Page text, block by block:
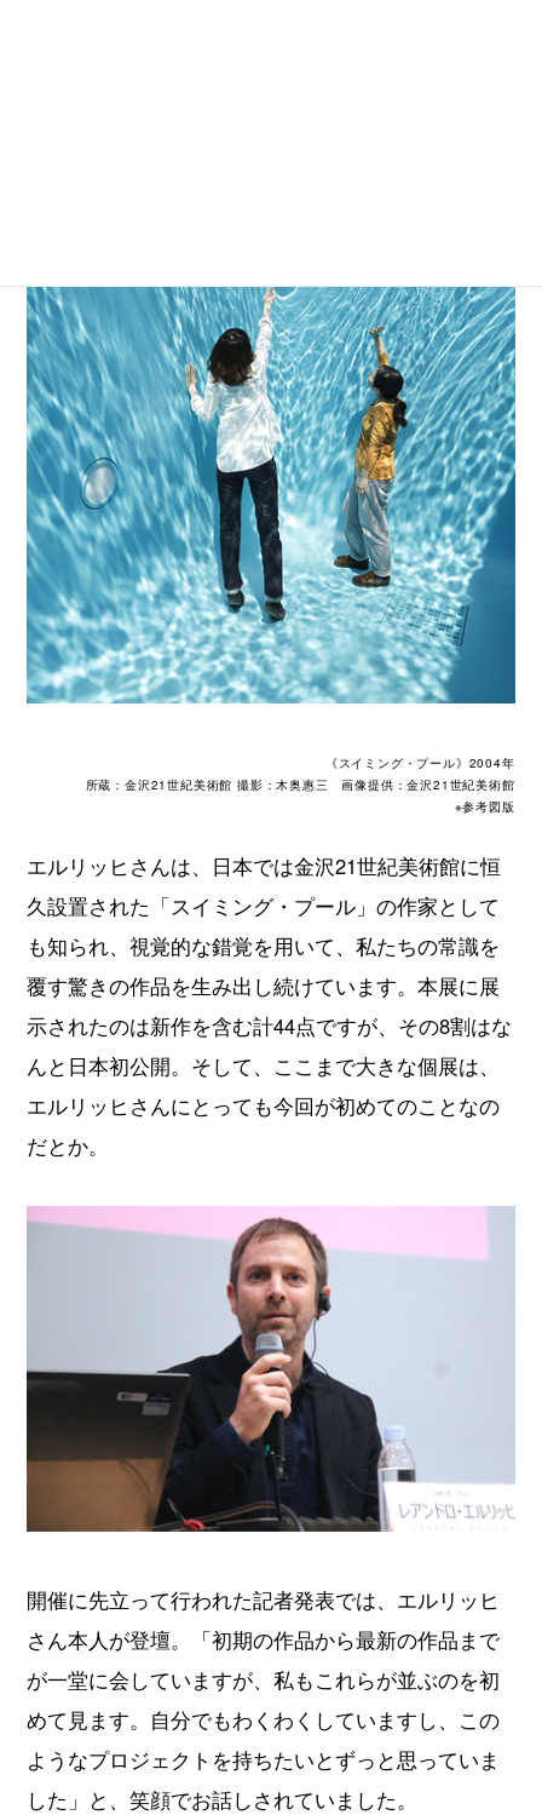
《スイミング・プール》2004年
所蔵：金沢21世紀美術館 撮影：木奥惠三 画像提供：金沢21世紀美術館
※参考図版
エルリッヒさんは、日本では金沢21世紀美術館に恒
久設置された「スイミング・プール」の作家として
も知られ、視覚的な錯覚を用いて、私たちの常識を
覆す驚きの作品を生み出し続けています。本展に展
示されたのは新作を含む計44点ですが、その8割はな
んと日本初公開。そして、ここまで大きな個展は、
エルリッヒさんにとっても今回が初めてのことなの
だとか。
開催に先立って行われた記者発表では、エルリッヒ
さん本人が登壇。「初期の作品から最新の作品まで
が一堂に会していますが、私もこれらが並ぶのを初
めて見ます。自分でもわくわくしていますし、この
ようなプロジェクトを持ちたいとずっと思っていま
した」と、笑顔でお話しされていました。